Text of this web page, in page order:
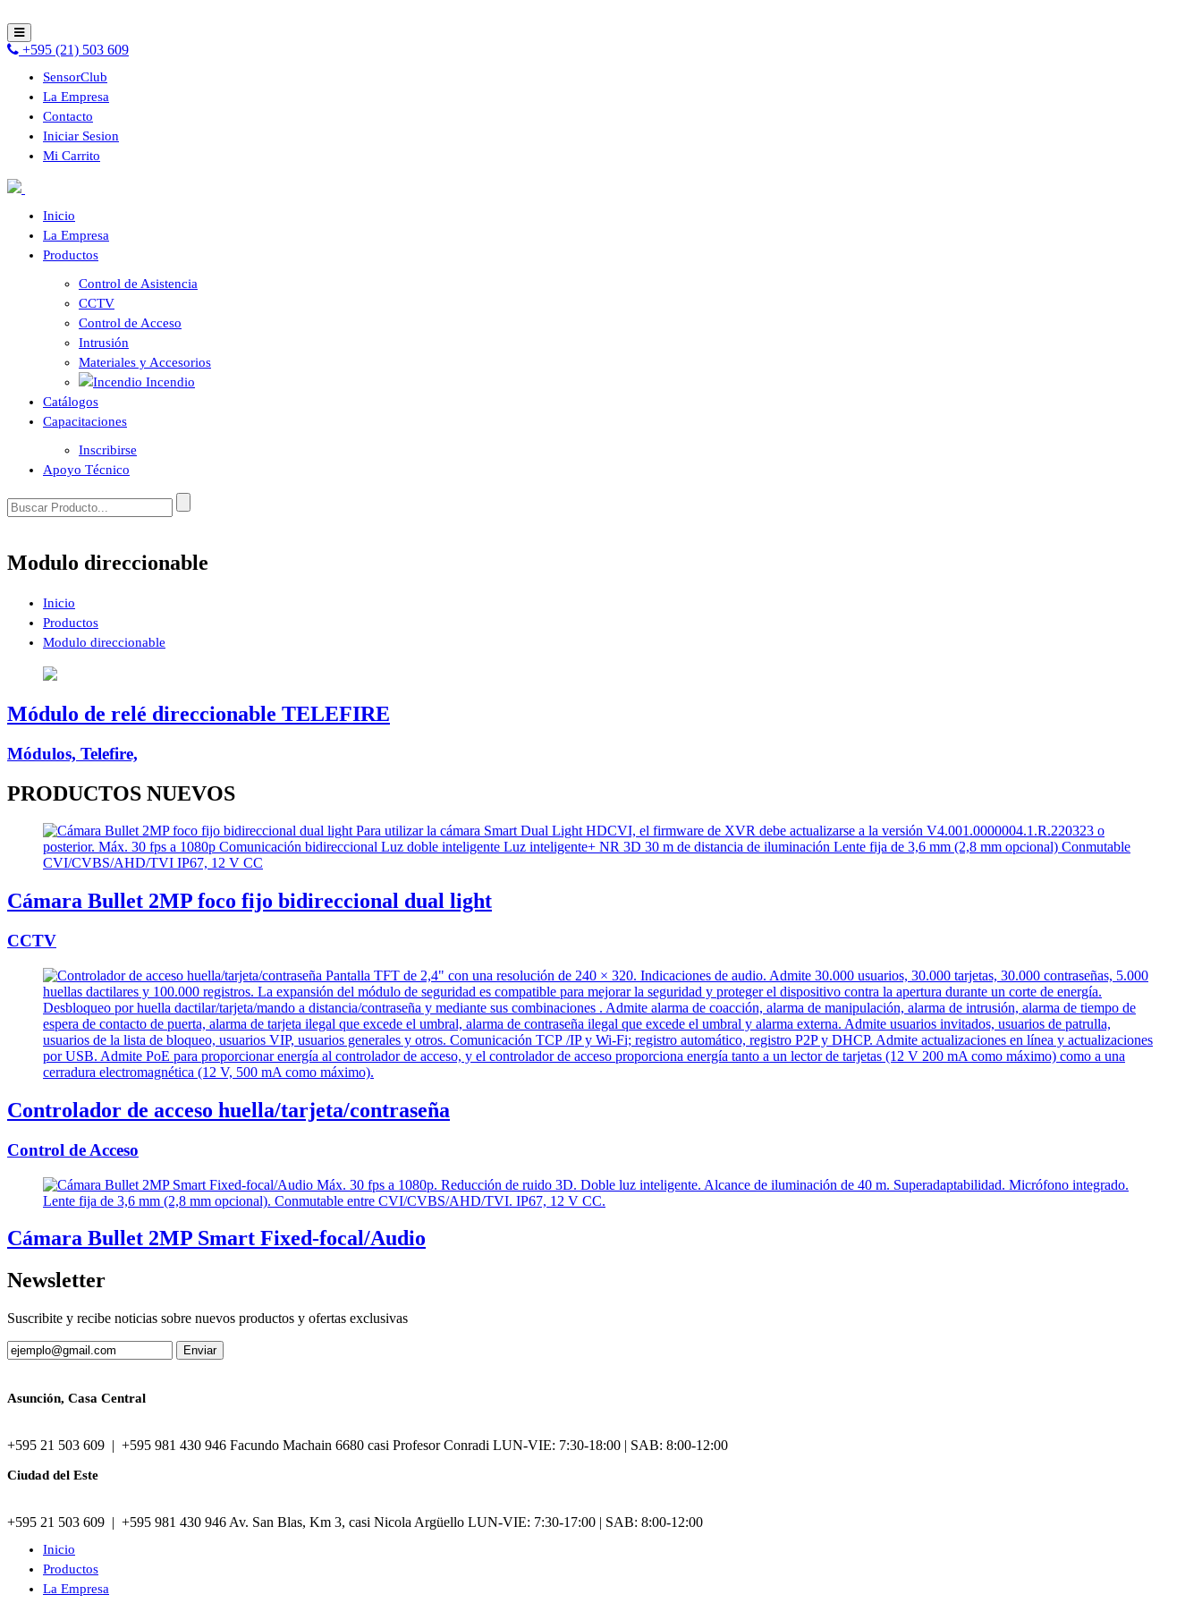
+595 (21) 503 609
SensorClub
La Empresa
Contacto
Iniciar Sesion
Mi Carrito
Inicio
La Empresa
Productos
Control de Asistencia
CCTV
Control de Acceso
Intrusión
Materiales y Accesorios
Incendio
Catálogos
Capacitaciones
Inscribirse
Apoyo Técnico
Modulo direccionable
Inicio
Productos
Modulo direccionable
Módulo de relé direccionable TELEFIRE
Módulos, Telefire,
PRODUCTOS NUEVOS
Cámara Bullet 2MP foco fijo bidireccional dual light
CCTV
Controlador de acceso huella/tarjeta/contraseña
Control de Acceso
Cámara Bullet 2MP Smart Fixed-focal/Audio
Newsletter
Suscribite y recibe noticias sobre nuevos productos y ofertas exclusivas
Asunción, Casa Central
+595 21 503 609 | +595 981 430 946 Facundo Machain 6680 casi Profesor Conradi LUN-VIE: 7:30-18:00 | SAB: 8:00-12:00
Ciudad del Este
+595 21 503 609 | +595 981 430 946 Av. San Blas, Km 3, casi Nicola Argüello LUN-VIE: 7:30-17:00 | SAB: 8:00-12:00
Inicio
Productos
La Empresa